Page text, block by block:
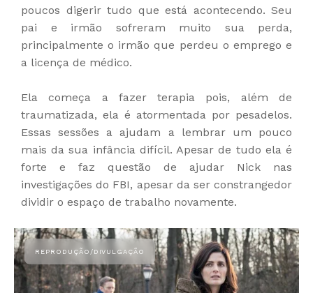
poucos digerir tudo que está acontecendo. Seu
pai e irmão sofreram muito sua perda,
principalmente o irmão que perdeu o emprego e
a licença de médico.
Ela começa a fazer terapia pois, além de
traumatizada, ela é atormentada por pesadelos.
Essas sessões a ajudam a lembrar um pouco
mais da sua infância difícil. Apesar de tudo ela é
forte e faz questão de ajudar Nick nas
investigações do FBI, apesar da ser constrangedor
dividir o espaço de trabalho novamente.